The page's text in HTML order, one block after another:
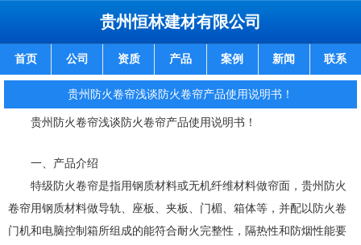
贵州恒林建材有限公司
首页 公司 资质 产品 案例 新闻 联系
贵州防火卷帘浅谈防火卷帘产品使用说明书！
贵州防火卷帘浅谈防火卷帘产品使用说明书！
一、产品介绍
特级防火卷帘是指用钢质材料或无机纤维材料做帘面，贵州防火
卷帘用钢质材料做导轨、座板、夹板、门楣、箱体等，并配以防火卷
门机和电脑控制箱所组成的能符合耐火完整性，隔热性和防烟性能要